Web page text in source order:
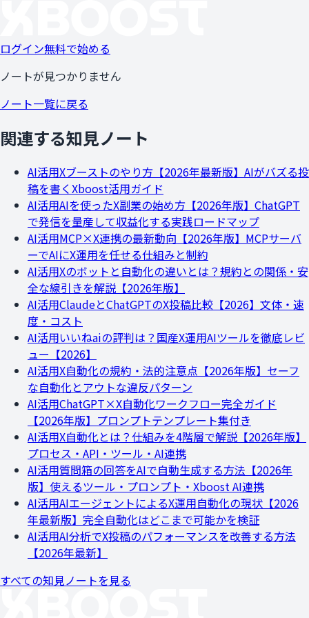
ログイン無料で始める
ノートが見つかりません
ノート一覧に戻る
関連する知見ノート
AI活用Xブーストのやり方【2026年最新版】AIがバズる投
稿を書くXboost活用ガイド
AI活用AIを使ったX副業の始め方【2026年版】ChatGPT
で発信を量産して収益化する実践ロードマップ
AI活用MCP×X連携の最新動向【2026年版】MCPサーバ
ーでAIにX運用を任せる仕組みと制約
AI活用Xのボットと自動化の違いとは？規約との関係・安
全な線引きを解説【2026年版】
AI活用ClaudeとChatGPTのX投稿比較【2026】文体・速
度・コスト
AI活用いいねaiの評判は？国産X運用AIツールを徹底レビ
ュー【2026】
AI活用X自動化の規約・法的注意点【2026年版】セーフ
な自動化とアウトな違反パターン
AI活用ChatGPT×X自動化ワークフロー完全ガイド
【2026年版】プロンプトテンプレート集付き
AI活用X自動化とは？仕組みを4階層で解説【2026年版】
プロセス・API・ツール・AI連携
AI活用質問箱の回答をAIで自動生成する方法【2026年
版】使えるツール・プロンプト・Xboost AI連携
AI活用AIエージェントによるX運用自動化の現状【2026
年最新版】完全自動化はどこまで可能かを検証
AI活用AI分析でX投稿のパフォーマンスを改善する方法
【2026年最新】
すべての知見ノートを見る